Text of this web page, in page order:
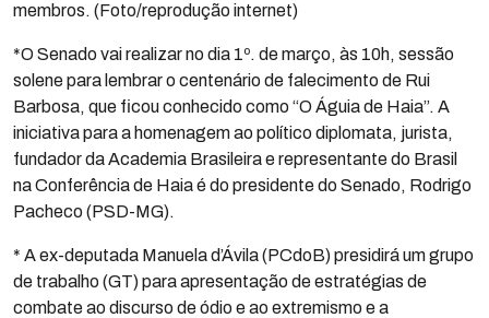
membros. (Foto/reprodução internet)
*O Senado vai realizar no dia 1º. de março, às 10h, sessão
solene para lembrar o centenário de falecimento de Rui
Barbosa, que ficou conhecido como “O Águia de Haia”. A
iniciativa para a homenagem ao político diplomata, jurista,
fundador da Academia Brasileira e representante do Brasil
na Conferência de Haia é do presidente do Senado, Rodrigo
Pacheco (PSD-MG).
* A ex-deputada Manuela d’Ávila (PCdoB) presidirá um grupo
de trabalho (GT) para apresentação de estratégias de
combate ao discurso de ódio e ao extremismo e a